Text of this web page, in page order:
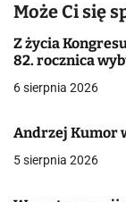
a
c
j
w
Może Ci się
Z życia
82. rocznica
6 sierpnia 2026
Andrzej Kumor
5 sierpnia 2026